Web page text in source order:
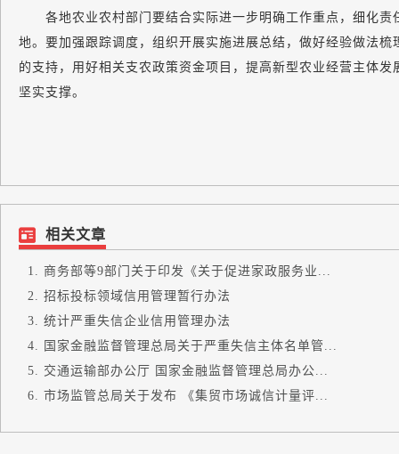
各地农业农村部门要结合实际进一步明确工作重点，细化责
地。要加强跟踪调度，组织开展实施进展总结，做好经验做法
的支持，用好相关支农政策资金项目，提高新型农业经营主体
坚实支撑。
相关文章
商务部等9部门关于印发《关于促进家政服务业...
招标投标领域信用管理暂行办法
统计严重失信企业信用管理办法
国家金融监督管理总局关于严重失信主体名单管...
交通运输部办公厅 国家金融监督管理总局办公...
市场监管总局关于发布 《集贸市场诚信计量评...